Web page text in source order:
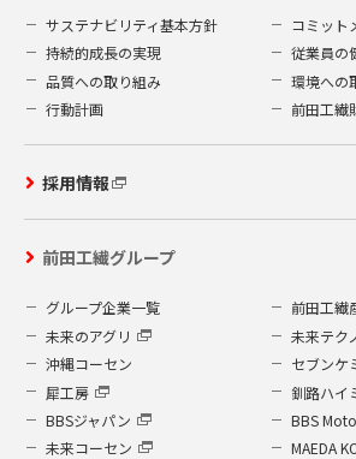
サステナビリティ基本方針
コミット
持続的成長の実現
従業員の
品質への取り組み
環境への
行動計画
前田工繊
採用情報
前田工繊グループ
グループ企業一覧
前田工繊
未来のアグリ
未来テク
沖縄コーセン
セブンケ
犀工房
釧路ハイ
BBSジャパン
BBS
未来コーセン
MAEDA